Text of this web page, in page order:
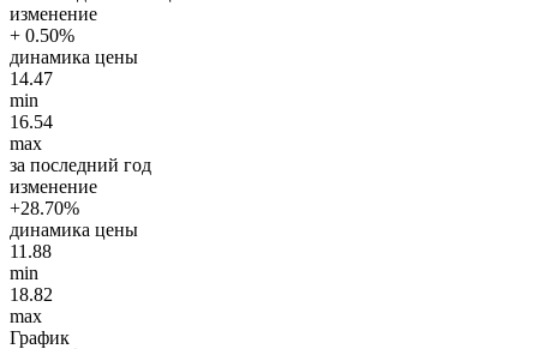
изменение
+ 0.50%
динамика цены
14.47
min
16.54
max
за последний год
изменение
+28.70%
динамика цены
11.88
min
18.82
max
График